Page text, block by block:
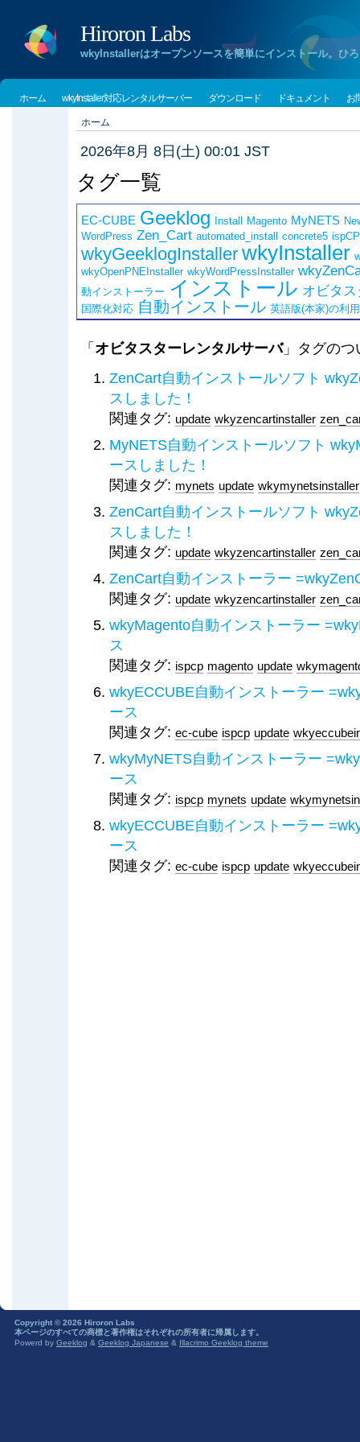
Hiroron Labs
wkyInstallerはオープンソースを簡単にインストール。ひ
ホーム wkyInstaller対応レンタルサーバー ダウンロード ドキュメント お
ホーム
2026年8月 8日(土) 00:01 JST
タグ一覧
EC-CUBE Geeklog Install Magento MyNETS
WordPress Zen_Cart automated_install concrete5 ispCP
wkyGeeklogInstaller wkyInstaller
wkyOpenPNEInstaller wkyWordPressInstaller
動インストーラー インストール オビタ
国際化対応 自動インストール 英語版(本家)の利
「 オビタスターレンタルサーバ」タグのつ
ZenCart自動インストールソフト
スしました！
関連タグ: update wkyzencartinstaller
MyNETS自動インストールソフト
ースしました！
関連タグ: mynets update wkymynetsinstaller
ZenCart自動インストールソフト
スしました！
関連タグ: update wkyzencartinstaller
ZenCart自動インストーラー
関連タグ: update wkyzencartinstaller
wkyMagento自動インストーラー
ス
関連タグ: ispcp magento update
wkyECCUBE自動インストーラー
ース
関連タグ: ec-cube ispcp update
wkyMyNETS自動インストーラー
ース
関連タグ: ispcp mynets update
wkyECCUBE自動インストーラー
ース
関連タグ: ec-cube ispcp update
Copyright © 2026 Hiroron Labs
本ページのすべての商標と著作権はそれぞれの所有者に帰属します。
Powerd by Geeklog & Geeklog Japanese & Illacrimo Geeklog theme